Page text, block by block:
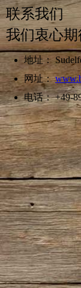
联系我们
我们衷心
地址：
网址：
电话： +49-